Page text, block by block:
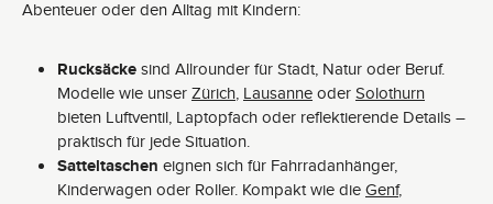
Abenteuer oder den Alltag mit Kindern:
Rucksäckesind Allrounder für Stadt, Natur oder Beruf.
Modelle wie unserZürich, LausanneoderSolothurn
bieten Luftventil, Laptopfach oder reflektierende Details –
praktisch für jede Situation.
Satteltaschen eignen sich für Fahrradanhänger,
Kinderwagen oder Roller. Kompakt wie dieGenf,